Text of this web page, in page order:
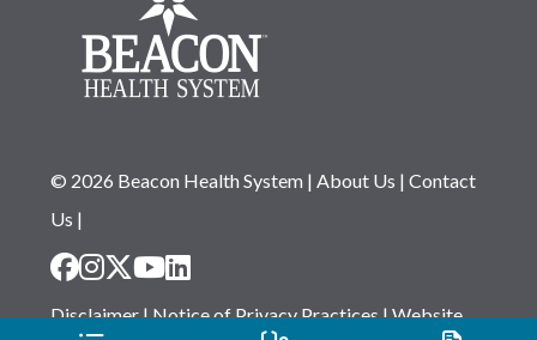
© 2026 Beacon Health System| About Us | Contact
Us |
Disclaimer|Notice of Privacy Practices|Website